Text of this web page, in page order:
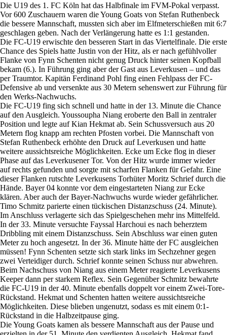
Die U19 des 1. FC Köln hat das Halbfinale im FVM-Pokal verpasst.
Vor 600 Zuschauern waren die Young Goats von Stefan Ruthenbeck
die bessere Mannschaft, mussten sich aber im Elfmeterschießen mit 6:7
geschlagen geben. Nach der Verlängerung hatte es 1:1 gestanden.
Die FC-U19 erwischte den besseren Start in das Viertelfinale. Die erste
Chance des Spiels hatte Justin von der Hitz, als er nach gefühlvoller
Flanke von Fynn Schenten nicht genug Druck hinter seinen Kopfball
bekam (6.). In Führung ging aber der Gast aus Leverkusen – und das
per Traumtor. Kapitän Ferdinand Pohl fing einen Fehlpass der FC-
Defensive ab und versenkte aus 30 Metern sehenswert zur Führung für
den Werks-Nachwuchs.
Die FC-U19 fing sich schnell und hatte in der 13. Minute die Chance
auf den Ausgleich. Youssoupha Niang eroberte den Ball in zentraler
Position und legte auf Kian Hekmat ab. Sein Schussversuch aus 20
Metern flog knapp am rechten Pfosten vorbei. Die Mannschaft von
Stefan Ruthenbeck erhöhte den Druck auf Leverkusen und hatte
weitere aussichtsreiche Möglichkeiten. Ecke um Ecke flog in dieser
Phase auf das Leverkusener Tor. Von der Hitz wurde immer wieder
auf rechts gefunden und sorgte mit scharfen Flanken für Gefahr. Eine
dieser Flanken rutschte Leverkusens Torhüter Moritz Schrief durch die
Hände. Bayer 04 konnte vor dem eingestarteten Niang zur Ecke
klären. Aber auch der Bayer-Nachwuchs wurde wieder gefährlicher.
Timo Schmitz parierte einen tückischen Distanzschuss (24. Minute).
Im Anschluss verlagerte sich das Spielgeschehen mehr ins Mittelfeld.
In der 33. Minute versuchte Fayssal Harchoui es nach beherztem
Dribbling mit einem Distanzschuss. Sein Abschluss war einen guten
Meter zu hoch angesetzt. In der 36. Minute hätte der FC ausgleichen
müssen! Fynn Schenten setzte sich stark links im Sechzehner gegen
zwei Verteidiger durch. Schrief konnte seinen Schuss nur abwehren.
Beim Nachschuss von Niang aus einem Meter reagierte Leverkusens
Keeper dann per starkem Reflex. Sein Gegenüber Schmitz bewahrte
die FC-U19 in der 40. Minute ebenfalls doppelt vor einem Zwei-Tore-
Rückstand. Hekmat und Schenten hatten weitere aussichtsreiche
Möglichkeiten. Diese blieben ungenutzt, sodass es mit einem 0:1-
Rückstand in die Halbzeitpause ging.
Die Young Goats kamen als bessere Mannschaft aus der Pause und